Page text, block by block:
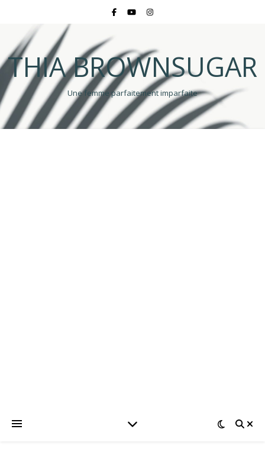
THIA BROWNSUGAR
Une femme parfaitement imparfaite